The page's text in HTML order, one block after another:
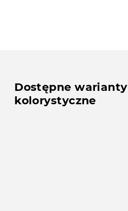
Dostępne warianty
kolorystyczne